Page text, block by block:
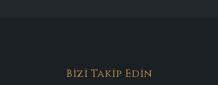
Bizi Takip Edin